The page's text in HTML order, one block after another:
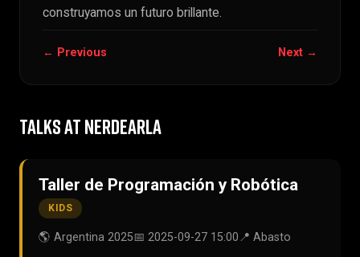
construyamos un futuro brillante.
← Previous Next →
TALKS AT NERDEARLA
Taller de Programación y Robótica
KIDS
🌎 Argentina 2025📅 2025-09-27 15:00📍 Abasto